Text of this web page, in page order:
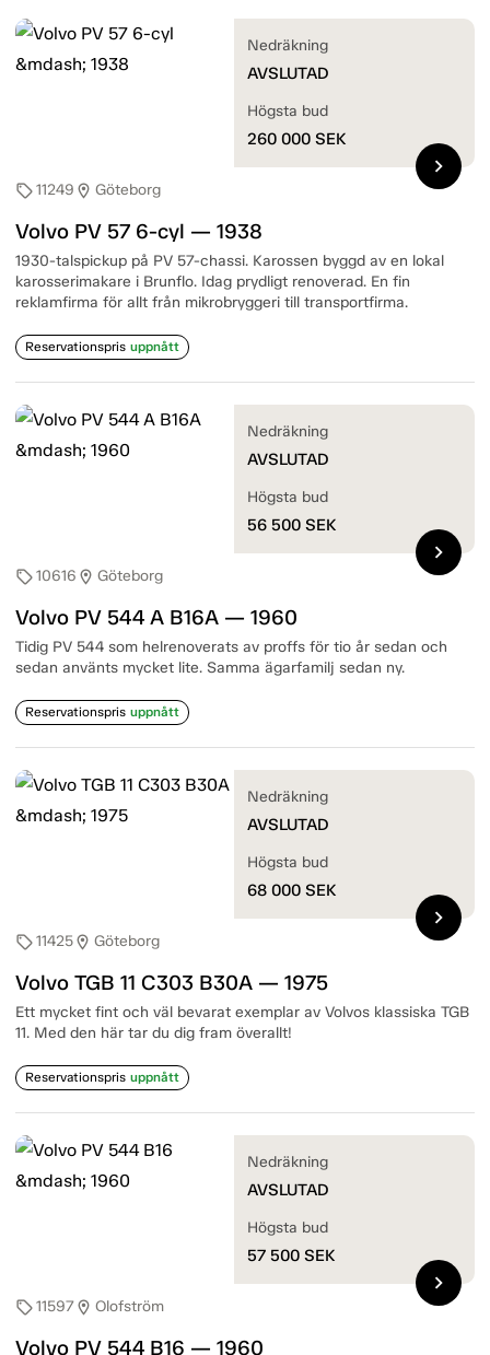
sell11249 location_on Göteborg
Volvo PV 57 6-cyl — 1938
1930-talspickup på PV 57-chassi. Karossen byggd av en lokal
karosserimakare i Brunflo. Idag prydligt renoverad. En fin
reklamfirma för allt från mikrobryggeri till transportfirma.
Reservationspris uppnått
Nedräkning
AVSLUTAD
Högsta bud
260 000 SEK
chevron_right
sell10616 location_on Göteborg
Volvo PV 544 A B16A — 1960
Tidig PV 544 som helrenoverats av proffs för tio år sedan och
sedan använts mycket lite. Samma ägarfamilj sedan ny.
Reservationspris uppnått
Nedräkning
AVSLUTAD
Högsta bud
56 500 SEK
chevron_right
sell11425location_on Göteborg
Volvo TGB 11 C303 B30A — 1975
Ett mycket fint och väl bevarat exemplar av Volvos klassiska TGB
11. Med den här tar du dig fram överallt!
Reservationspris uppnått
Nedräkning
AVSLUTAD
Högsta bud
68 000 SEK
chevron_right
sell11597location_on Olofström
Volvo PV 544 B16 — 1960
Nedräkning
AVSLUTAD
Högsta bud
57 500 SEK
chevron_right